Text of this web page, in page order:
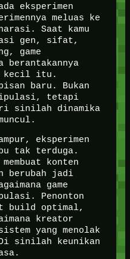
eksperimen
meluas ke
Saat kamu
gen, sifat,
game
berantakannya
kecil itu.
baru. Bukan
tetapi
sinilah dinamika
eksperimen
tak terduga.
konten
berubah jadi
game
Penonton
build optimal,
kreator
yang menolak
sinilah keunikan